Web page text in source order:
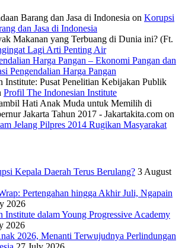
Barang dan Jasa di Indonesia on Korupsi
dan Jasa di Indonesia
Makanan yang Terbuang di Dunia ini? (Ft.
Lagi Arti Penting Air
Harga Pangan – Ekonomi Pangan dan
Pengendalian Harga Pangan
Institute: Pusat Penelitian Kebijakan Publik
Profil The Indonesian Institute
Hati Anak Muda untuk Memilih di
Jakarta Tahun 2017 - Jakartakita.com on
Jelang Pilpres 2014 Rugikan Masyarakat
Kepala Daerah Terus Berulang? 3 August
Pertengahan hingga Akhir Juli, Ngapain
2026
Institute dalam Young Progressive Academy
2026
2026, Menanti Terwujudnya Perlindungan